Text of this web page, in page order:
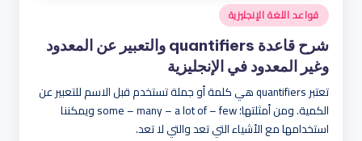
نُشر
في
قواعد اللغة الإنجليزية
شرح قاعدة quantifiers والتعبير عن المعدود
وغير المعدود في الإنجليزية
تعتبر quantifiers هي كلمة أو جملة تستخدم قبل الاسم للتعبير عن
الكمية. ومن أمثلتها؛ some – many – a lot of – few ويمكننا
استخدامها مع الأشياء التي تعد والتي لا تعد.